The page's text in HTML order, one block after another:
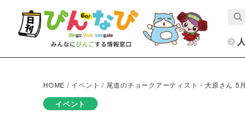
HOME / イベント / 尾道のチョークアーティスト・大原さん 5
イベント